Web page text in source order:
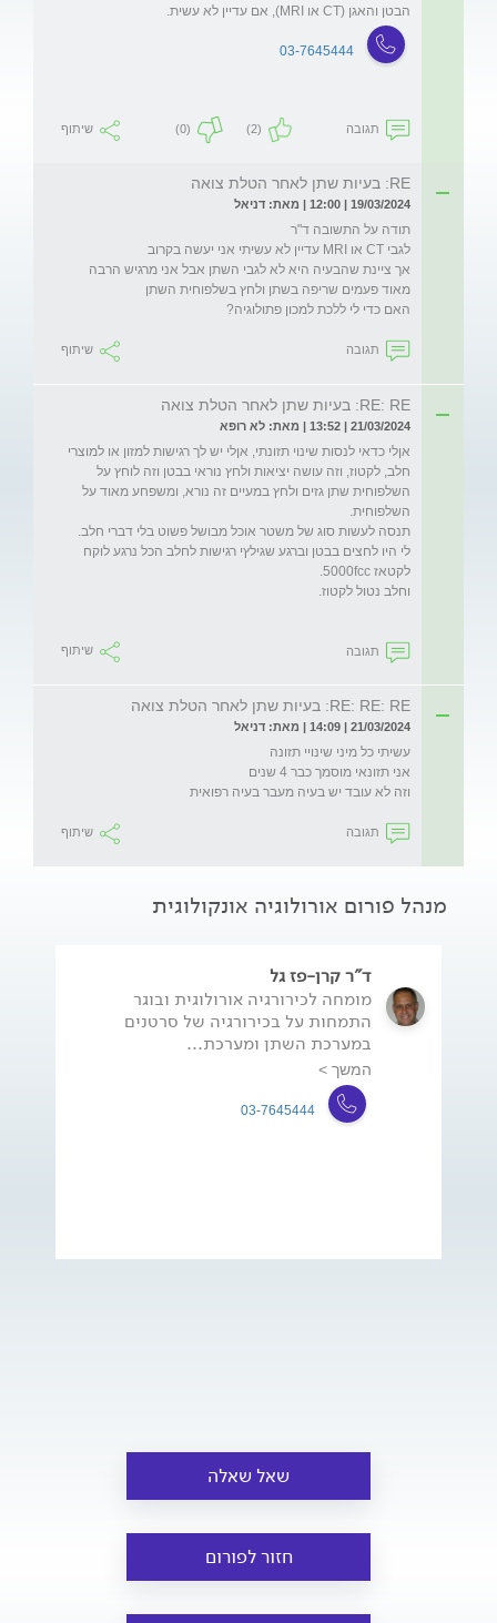
הבטן והאגן (CT או MRI), אם עדיין לא עשית.
03-7645444
תגובה (2)
(0) שיתוף
RE: בעיות שתן לאחר הטלת צואה
19/03/2024 | 12:00 | מאת: דניאל
אך ציינת שהבעיה היא לא לגבי השתן אבל אני מרגיש הרבה
האם כדי לי ללכת למכון פתולוגיה?
תגובה שיתוף
RE: RE: בעיות שתן לאחר הטלת צואה
21/03/2024 | 13:52 | מאת: לא רופא
אןלי כדאי לנסות שינוי תזונתי, אןלי יש לך רגישות למזון או למוצרי
חלב, לקטוז, וזה עושה יציאות ולחץ נוראי בבטן וזה לוחץ על
השלפוחית שתן גזים ולחץ במעיים זה נורא, ומשפחע מאוד על
לי היו לחצים בבטן וברגע שגילץי רגישות לחלב הכל נרגע לוקח
תגובה שיתוף
RE: RE: RE: בעיות שתן לאחר הטלת צואה
21/03/2024 | 14:09 | מאת: דניאל
וזה לא עובד יש בעיה מעבר בעיה רפואית
תגובה שיתוף
מנהל פורום אורולוגיה אונקולוגית
ד"ר קרן-פז גל
מומחה לכירורגיה אורולוגית ובוגר
התמחות על בכירורגיה של סרטנים
במערכת השתן ומערכת...
המשך >
03-7645444
שאל שאלה
חזור לפורום